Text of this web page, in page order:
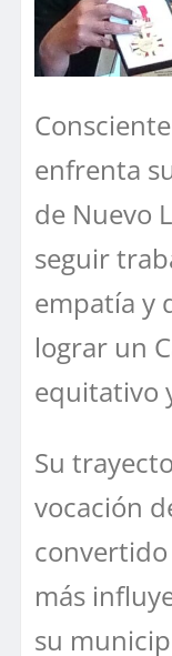
enfrenta
de Nuevo
seguir
empatía y
lograr un
equitativo
Su
vocación
más
su